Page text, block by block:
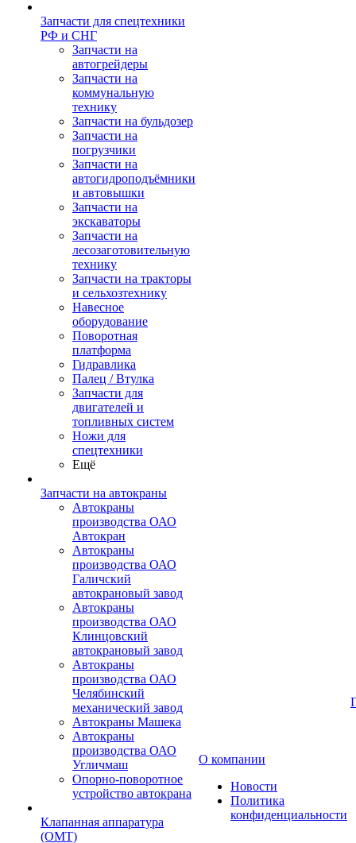
Запчасти для спецтехники
РФ и СНГ
Запчасти на
автогрейдеры
Запчасти на
коммунальную
технику
Запчасти на бульдозер
Запчасти на
погрузчики
Запчасти на
автогидроподъёмники
и автовышки
Запчасти на
экскаваторы
Запчасти на
лесозаготовительную
технику
Запчасти на тракторы
и сельхозтехнику
Навесное
оборудование
Поворотная
платформа
Гидравлика
Палец / Втулка
Запчасти для
двигателей и
топливных систем
Ножи для
спецтехники
Ещё
Запчасти на автокраны
Автокраны
производства ОАО
Автокран
Автокраны
производства ОАО
Галичский
автокрановый завод
Автокраны
производства ОАО
Клинцовский
автокрановый завод
Автокраны
производства ОАО
Челябинский
механический завод
Автокраны Машека
Автокраны
производства ОАО
Угличмаш
Опорно-поворотное
устройство автокрана
Клапанная аппаратура
(OMT)
О компании
Новости
Политика
конфиденциальности